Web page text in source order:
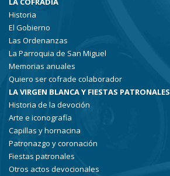
Historia
El Gobierno
Las Ordenanzas
La Parroquia de San Miguel
Memorias anuales
Quiero ser cofrade colaborador
LA VIRGEN BLANCA Y FIESTAS PATRONALES
Historia de la devoción
Arte e iconografía
Capillas y hornacina
Patronazgo y coronación
Fiestas patronales
Otros actos devocionales